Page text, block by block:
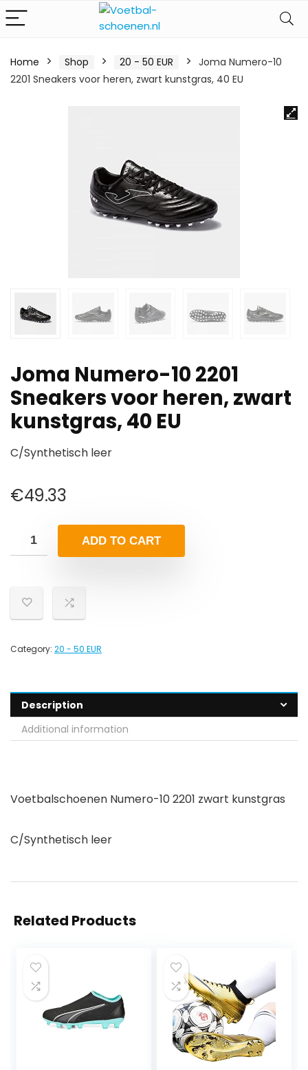
Home Shop 20 - 50 EUR
Joma Numero-10
2201 Sneakers voor heren, zwart kunstgras, 40 EU
Joma Numero-10 2201
Sneakers voor heren, zwart
kunstgras, 40 EU
C/Synthetisch leer
€49.33
ADD TO CART
Category: 20 - 50 EUR
Description
Additional information
Voetbalschoenen Numero-10 2201 zwart kunstgras
C/Synthetisch leer
Related Products